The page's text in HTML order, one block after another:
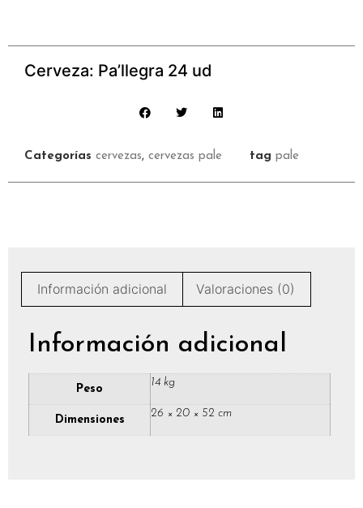
Cerveza: Pa’llegra 24 ud
Categorías cervezas, cervezas pale tag pale
Información adicional Valoraciones (0)
Información adicional
Peso
14 kg
Dimensiones
26 × 20 × 52 cm